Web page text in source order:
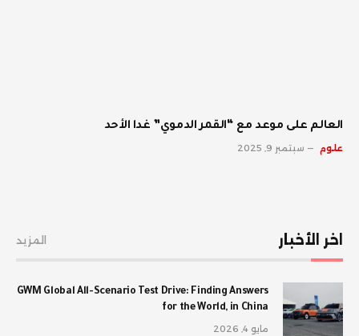
العالم على موعد مع “القمر الدموي” غدا الأحد
علوم سبتمبر 9, 2025
اخر الأخبار المزيد
GWM Global All-Scenario Test Drive: Finding Answers
for the World, in China
مايو 4, 2026